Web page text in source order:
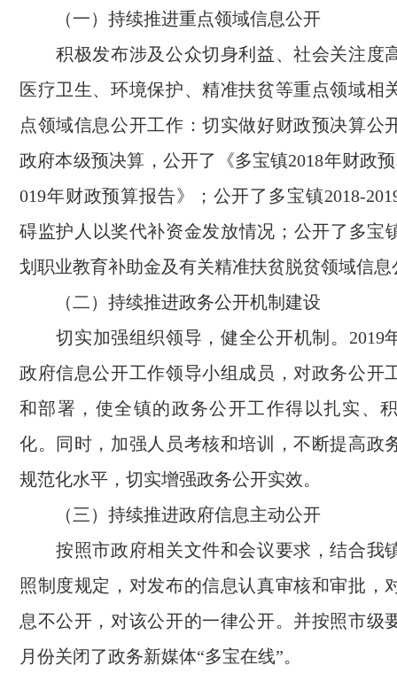
（一）持续推进重点领域信息公开
积极发布涉及公众切身利益、社会关注度
医疗卫生、环境保护、精准扶贫等重点领域相
点领域信息公开工作：切实做好财政预决算公
政府本级预决算，公开了《多宝镇2018年财政
019年财政预算报告》；公开了多宝镇2018-
碍监护人以奖代补资金发放情况；公开了多宝
划职业教育补助金及有关精准扶贫脱贫领域信息
（二）持续推进政务公开机制建设
切实加强组织领导，健全公开机制。2019
政府信息公开工作领导小组成员，对政务公开
和部署，使全镇的政务公开工作得以扎实、
化。同时，加强人员考核和培训，不断提高政
规范化水平，切实增强政务公开实效。
（三）持续推进政府信息主动公开
按照市政府相关文件和会议要求，结合我
照制度规定，对发布的信息认真审核和审批，
息不公开，对该公开的一律公开。并按照市级
月份关闭了政务新媒体“多宝在线”。